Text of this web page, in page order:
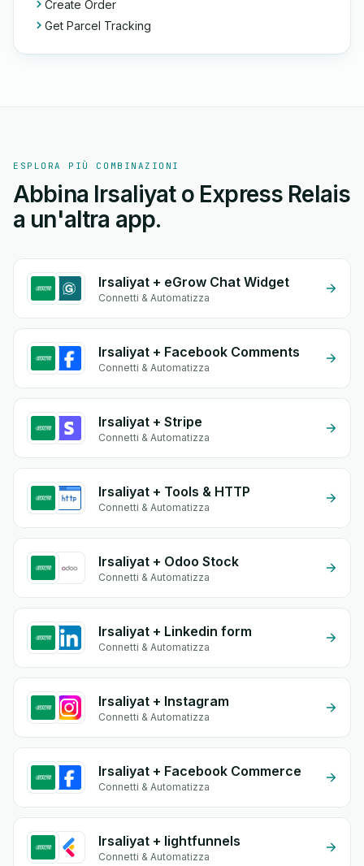
Create Order
Get Parcel Tracking
ESPLORA PIÙ COMBINAZIONI
Abbina Irsaliyat o Express Relais
a un'altra app.
Irsaliyat + eGrow Chat Widget
Connetti & Automatizza
Irsaliyat + Facebook Comments
Connetti & Automatizza
Irsaliyat + Stripe
Connetti & Automatizza
Irsaliyat + Tools & HTTP
Connetti & Automatizza
Irsaliyat + Odoo Stock
Connetti & Automatizza
Irsaliyat + Linkedin form
Connetti & Automatizza
Irsaliyat + Instagram
Connetti & Automatizza
Irsaliyat + Facebook Commerce
Connetti & Automatizza
Irsaliyat + lightfunnels
Connetti & Automatizza